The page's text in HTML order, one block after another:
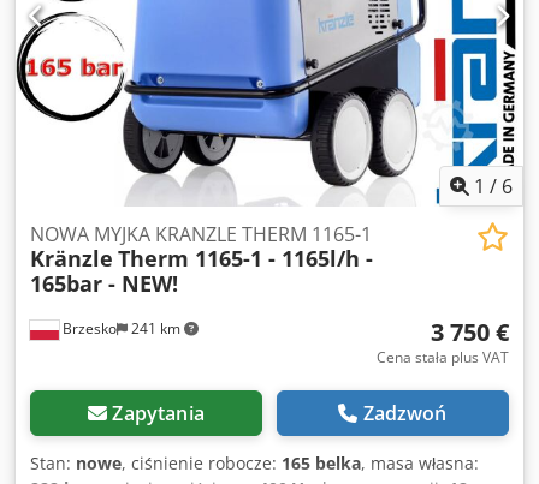
1 / 6
Brzesko 241 km
NOWA MYJKA KRANZLE THERM 1165-1
Kränzle Therm 1165-1 - 1165l/h -
165bar - NEW!
3 750 €
Cena stała plus VAT
Zapytania Zadzwoń
Stan: nowe, ciśnienie robocze: 165 belka, masa własna: